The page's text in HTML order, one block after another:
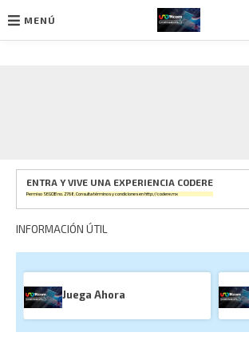
MENÚ
ENTRA Y VIVE UNA EXPERIENCIA CODERE
Permiso SEGOB no. 2768. Consulta términos y condiciones enhttp://codere.mx
INFORMACIÓN ÚTIL
Juega Ahora